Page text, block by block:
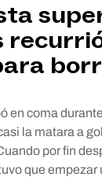
en coma
la matara a
por fin
que empezar